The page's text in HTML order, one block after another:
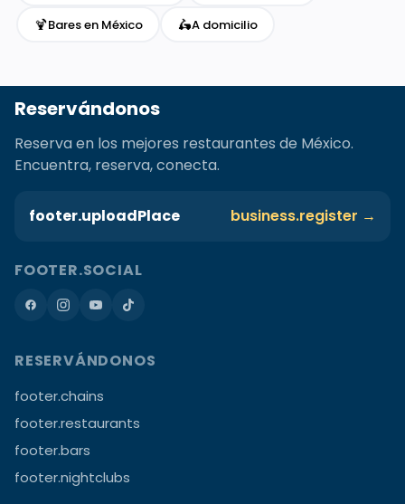
🍹Bares en México 🛵A domicilio
Reservándonos
Reserva en los mejores restaurantes de México.
Encuentra, reserva, conecta.
footer.uploadPlace business.register →
FOOTER.SOCIAL
RESERVÁNDONOS
footer.chains
footer.restaurants
footer.bars
footer.nightclubs